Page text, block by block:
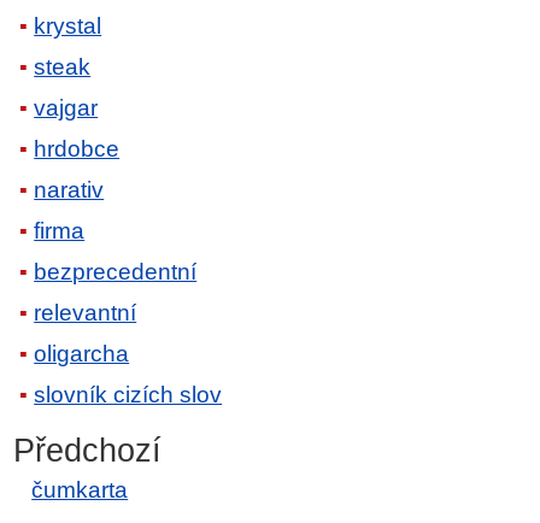
krystal
steak
vajgar
hrdobce
narativ
firma
bezprecedentní
relevantní
oligarcha
slovník cizích slov
Předchozí
čumkarta